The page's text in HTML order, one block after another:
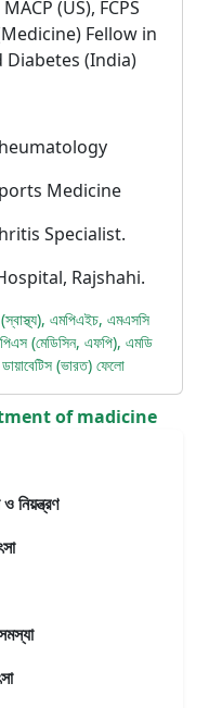
(US), FCPS
Fellow in
Diabetes (India)
Medicine
Specialist.
Rajshahi.
এমপিএইচ, এমএসসি
(মেডিসিন, এফপি), এমডি
ডায়াবেটিস (ভারত) ফেলো
of madicine
নিয়ন্ত্রণ